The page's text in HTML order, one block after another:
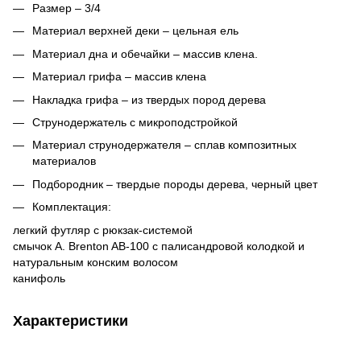
Размер – 3/4
Материал верхней деки – цельная ель
Материал дна и обечайки – массив клена.
Материал грифа – массив клена
Накладка грифа – из твердых пород дерева
Струнодержатель с микроподстройкой
Материал струнодержателя – сплав композитных
материалов
Подбородник – твердые породы дерева, черный цвет
Комплектация:
легкий футляр с рюкзак-системой
смычок A. Brenton AB-100 с палисандровой колодкой и
натуральным конским волосом
канифоль
Характеристики